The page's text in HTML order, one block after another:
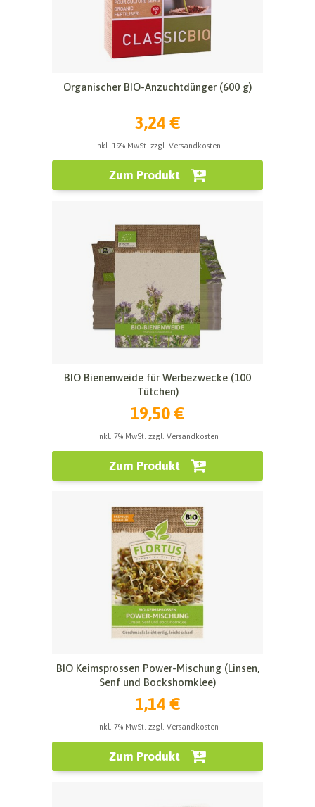
Organischer BIO-Anzuchtdünger (600 g)
3,24 €
inkl. 19% MwSt. zzgl. Versandkosten
Zum Produkt
BIO Bienenweide für Werbezwecke (100
Tütchen)
19,50 €
inkl. 7% MwSt. zzgl. Versandkosten
Zum Produkt
BIO Keimsprossen Power-Mischung (Linsen,
Senf und Bockshornklee)
1,14 €
inkl. 7% MwSt. zzgl. Versandkosten
Zum Produkt